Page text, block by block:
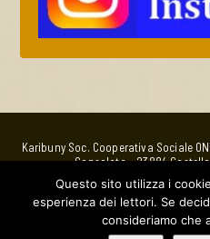
Karibuny Soc. Cooperativa Sociale
Consolata - 23884
Bottega
via Nino Bixio, 5 - 23880
Email:
C.F.e P. IVA: 01941210138
quanto
Questo sito utilizza i
esperienza dei lettori. Se
consideriamo che